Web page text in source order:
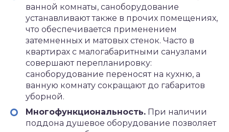
ванной комнаты, саноборудование
устанавливают также в прочих помещениях,
что обеспечивается применением
затемненных и матовых стенок. Часто в
квартирах с малогабаритными санузлами
совершают перепланировку:
саноборудование переносят на кухню, а
ванную комнату сокращают до габаритов
уборной.
Многофункциональность. При наличии
поддона душевое оборудование позволяет